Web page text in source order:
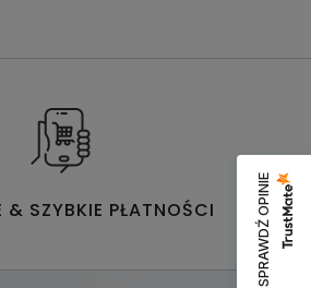
& SZYBKIE PŁATNOŚCI SPRAWDŹ OPINIE